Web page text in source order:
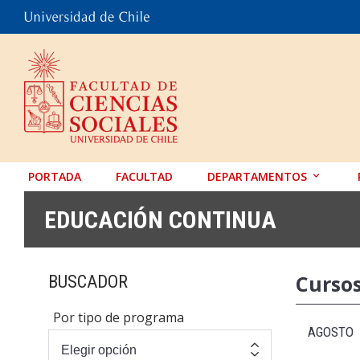
PORTADA FACULTAD
DEPARTAMENTOS
SOCIOLOGÍA
EDUCACIÓN CONTINUA
BUSCADOR
Por tipo de programa
AGOSTO